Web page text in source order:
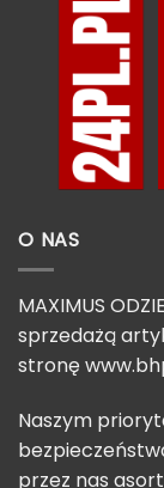
O NAS
MAXIMUS
sprzedażą
stronę
Naszym
przez nas